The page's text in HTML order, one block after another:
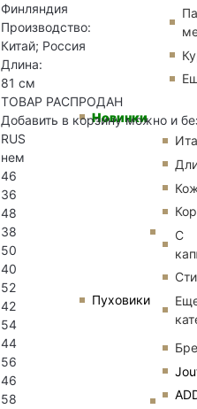
Новинки
Пуховики
С
Финляндия
Производство:
Китай; Россия
Длина:
81 см
ТОВАР РАСПРОДАН
Добавить в корзину можно и
RUS
нем
46
36
48
38
50
40
52
42
54
44
56
46
58